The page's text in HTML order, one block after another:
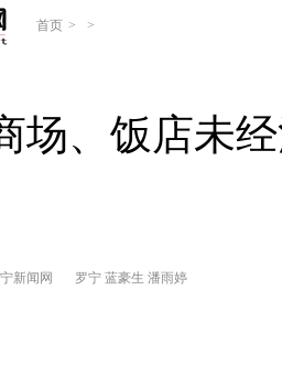
首页 > >
场、饭店未
新闻网 罗宁 蓝豪生 潘雨婷